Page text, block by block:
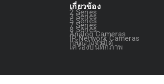
เกี่ยวข้อง
2 Series
3 Series
5 Series
7 Series
8 Series
Analog Cameras
IP Network Cameras
กล้องวงจรปิด
เครื่องบันทึกภาพ